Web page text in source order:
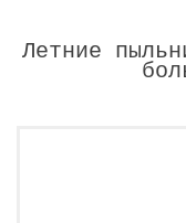
Летние